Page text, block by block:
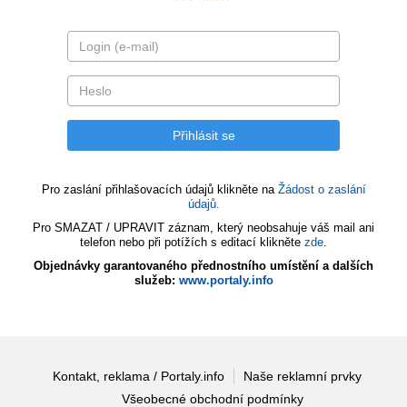
Pro zaslání přihlašovacích údajů klikněte na Žádost o zaslání
údajů.
Pro SMAZAT / UPRAVIT záznam, který neobsahuje váš mail ani
telefon nebo při potížích s editací klikněte zde.
Objednávky garantovaného přednostního umístění a dalších
služeb: www.portaly.info
Kontakt, reklama / Portaly.info
Naše reklamní prvky
Všeobecné obchodní podmínky